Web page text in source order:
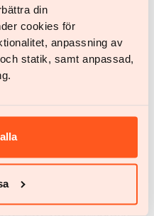
din
cookies för
anpassning av
statik, samt anpassad,
es medizinische und
Aufklärung und
digitale Plattform
und effektive
Briten sieht Adipositas